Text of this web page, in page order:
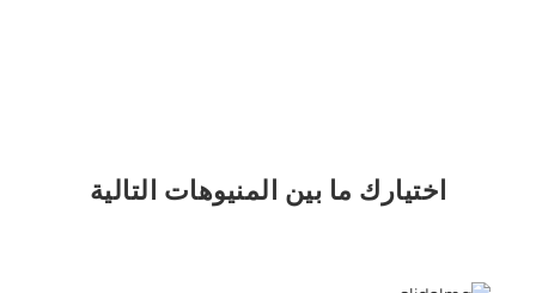
اختيارك ما بين المنيوهات التالية